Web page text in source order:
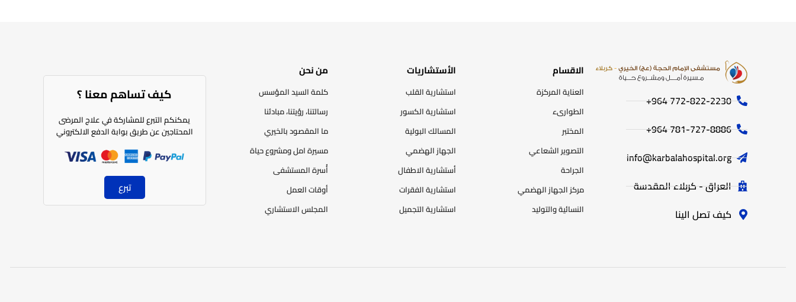
772-822-2230‏ 964+
781-727-8886 964+
info@karbalahospital.org
العراق - كربلاء المقدسة
كيف تصل الينا
الاقسام
العناية المركزة
الطوارىء
المختبر
التصوير الشعاعي
الجراحة
مركز الجهاز الهضمي
النسائية والتوليد
الأستشاريات
استشارية القلب
استشارية الكسور
المسالك البولية
الجهاز الهضمي
أستشارية الاطفال
استشارية الفقرات
استشارية التجميل
من نحن
كلمة السيد المؤسس
رسالتنا، رؤيتنا، مبادئنا
ما المقصود بالخيري
مسيرة امل ومشروع حياة
أُسرة المستشفى
أوقات العمل
المجلس الاستشاري
كيف تساهم معنا ؟​
يمكنكم التبرع للمشاركة في علاج المرضى
المحتاجين عن طريق بوابة الدفع الالكتروني
تبرع